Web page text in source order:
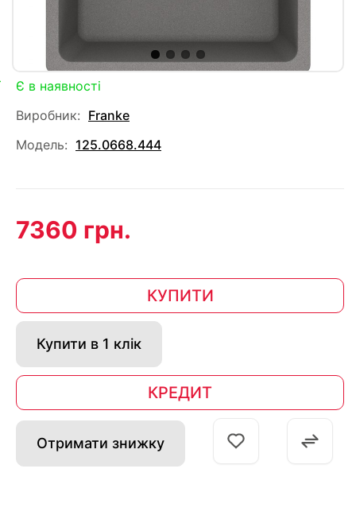
Є в наявності
Виробник: Franke
Модель: 125.0668.444
7360 грн.
КУПИТИ
Купити в 1 клік
КРЕДИТ
Отримати знижку